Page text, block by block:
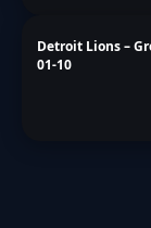
Detroit Lions –
01-10